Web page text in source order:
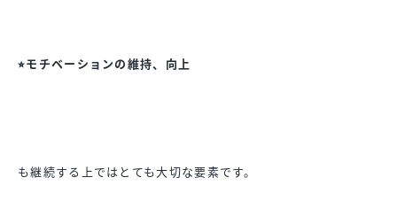
⭐︎モチベーションの維持、向上
も継続する上ではとても大切な要素です。